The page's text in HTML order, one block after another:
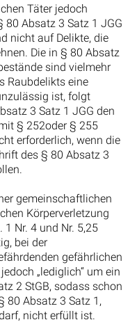
Täter jedoch
Absatz 3 Satz 1 JGG
nicht auf Delikte, die
Die in § 80 Absatz
sind vielmehr
Raubdelikts eine
ist, folgt
3 Satz 1 JGG den
§ 252oder § 255
erforderlich, wenn die
des § 80 Absatz 3
gemeinschaftlichen
Körperverletzung
Nr. 4 und Nr. 5,25
bei der
gefährlichen
„lediglich“ um ein
2 StGB, sodass schon
80 Absatz 3 Satz 1,
nicht erfüllt ist.